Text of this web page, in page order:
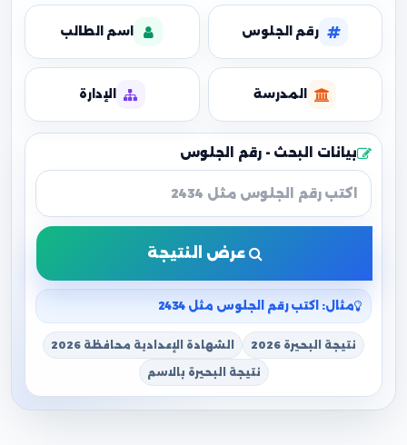
رقم الجلوس اسم الطالب
المدرسة الإدارة
بيانات البحث - رقم الجلوس
عرض النتيجة
مثال: اكتب رقم الجلوس مثل 2434
نتيجة البحيرة 2026 الشهادة الإعدادية محافظة 2026
نتيجة البحيرة بالاسم